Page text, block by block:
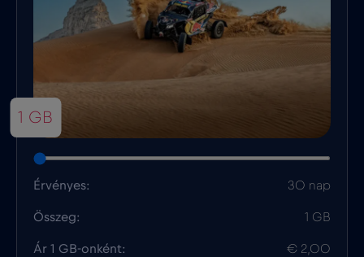
1 GB
Érvényes: 30 nap
Összeg: 1 GB
Ár 1 GB-onként: € 2,00